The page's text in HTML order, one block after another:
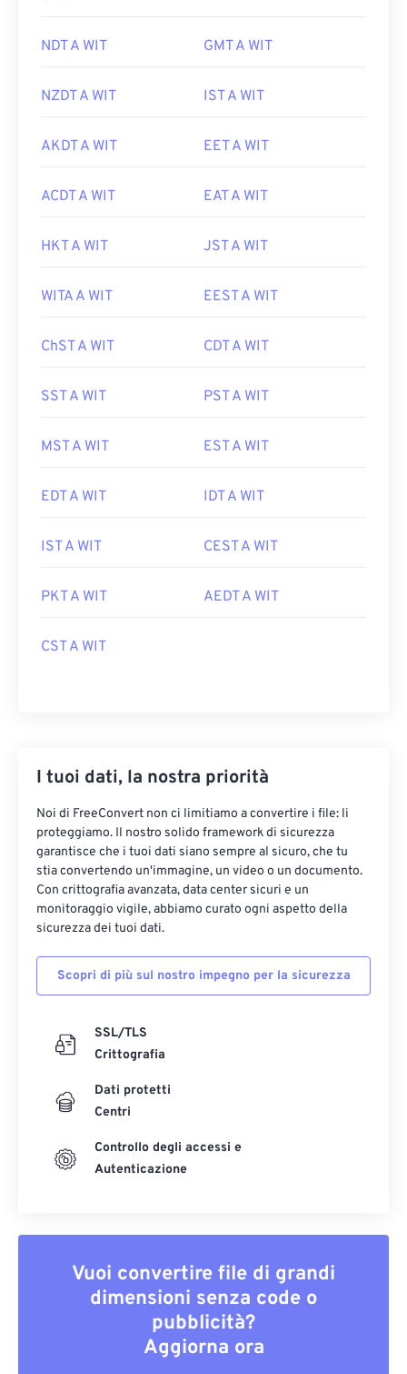
NDT A WIT GMT A WIT
NZDT A WIT IST A WIT
AKDT A WIT EET A WIT
ACDT A WIT EAT A WIT
HKT A WIT JST A WIT
WITA A WIT EEST A WIT
ChST A WIT CDT A WIT
SST A WIT PST A WIT
MST A WIT EST A WIT
EDT A WIT IDT A WIT
IST A WIT CEST A WIT
PKT A WIT AEDT A WIT
CST A WIT
I tuoi dati, la nostra priorità
Noi di FreeConvert non ci limitiamo a convertire i file: li
proteggiamo. Il nostro solido framework di sicurezza
garantisce che i tuoi dati siano sempre al sicuro, che tu
stia convertendo un'immagine, un video o un documento.
Con crittografia avanzata, data center sicuri e un
monitoraggio vigile, abbiamo curato ogni aspetto della
sicurezza dei tuoi dati.
Scopri di più sul nostro impegno per la sicurezza
SSL/TLS
Crittografia
Dati protetti
Centri
Controllo degli accessi e
Autenticazione
Vuoi convertire file di grandi
dimensioni senza code o
pubblicità?
Aggiorna ora